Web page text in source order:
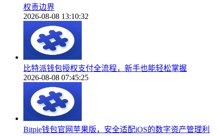
权责边界
2026-08-08 13:10:32
比特派钱包授权支付全流程，新手也能轻松掌握
2026-08-08 07:45:25
Bitpie钱包官网苹果版，安全适配iOS的数字资产管理利